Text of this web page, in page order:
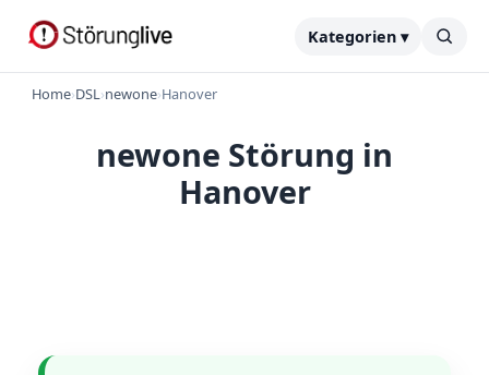
Kategorien ▾
Home›DSL›newone›Hanover
newone Störung in
Hanover